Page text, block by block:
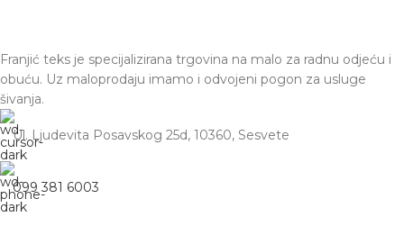
Franjić teks je specijalizirana trgovina na malo za radnu odjeću i
obuću. Uz maloprodaju imamo i odvojeni pogon za usluge
šivanja.
Ul. Ljudevita Posavskog 25d, 10360, Sesvete
099 381 6003